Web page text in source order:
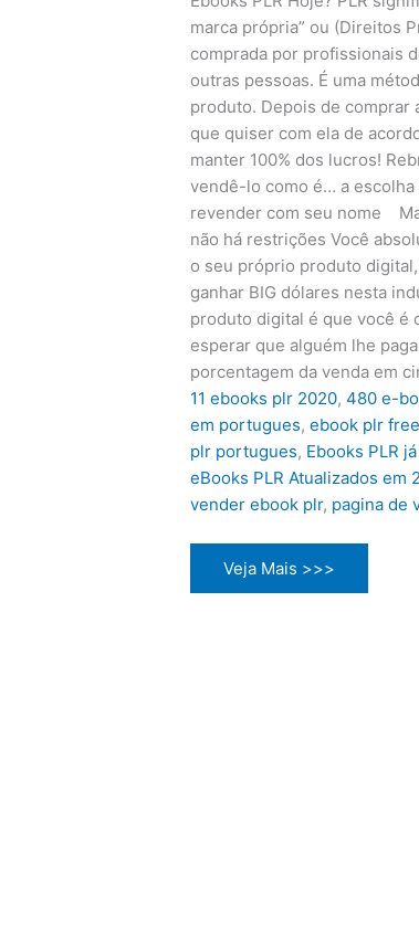
marca própria” ou (Direitos
comprada por profissionais
outras pessoas. É uma
produto. Depois de comprar
que quiser com ela de
manter 100% dos lucros!
vendê-lo como é… a
revender com seu nome
não há restrições Você
o seu próprio produto
ganhar BIG dólares nesta
produto digital é que você é
esperar que alguém lhe
porcentagem da venda em
11 ebooks plr 2020,480 e-
em portugues,ebook plr free
plr portugues, Ebooks PLR
eBooks PLR Atualizados em
vender ebook plr, pagina de
Ebook
revenda
plr
Veja Mais >>>